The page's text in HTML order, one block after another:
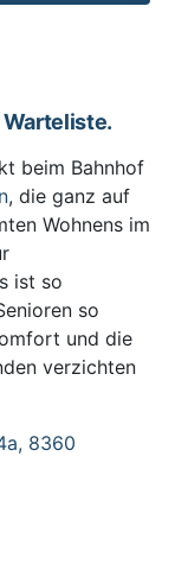
Warteliste.
beim Bahnhof
, die ganz auf
Wohnens im
ist so
so
und die
verzichten
8360